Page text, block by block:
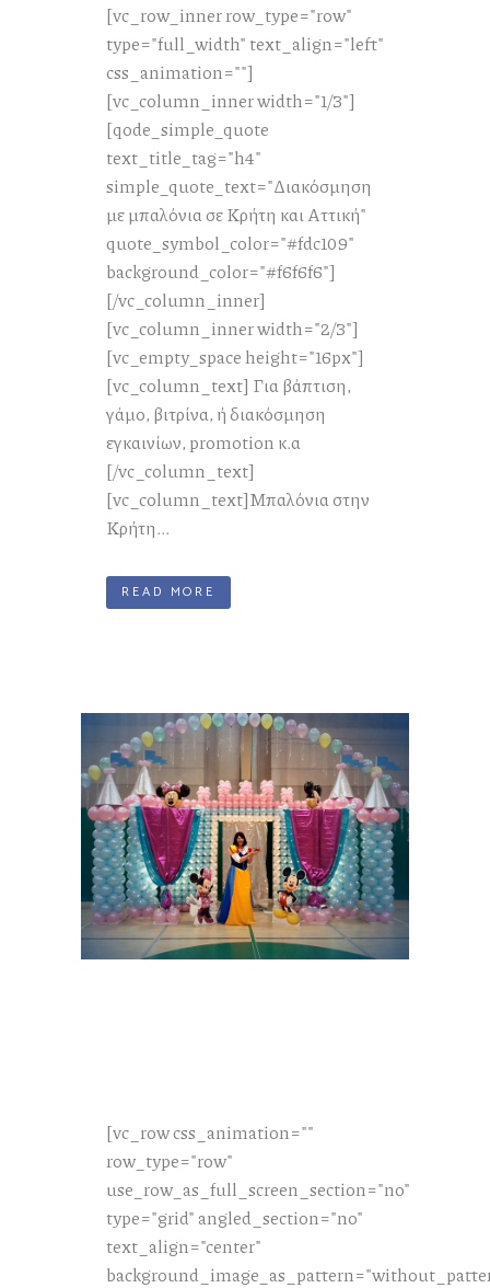
[vc_row_inner row_type="row"
type="full_width" text_align="left"
css_animation=""]
[vc_column_inner width="1/3"]
[qode_simple_quote
text_title_tag="h4"
simple_quote_text="Διακόσμηση
με μπαλόνια σε Κρήτη και Αττική"
quote_symbol_color="#fdc109"
background_color="#f6f6f6"]
[/vc_column_inner]
[vc_column_inner width="2/3"]
[vc_empty_space height="16px"]
[vc_column_text] Για βάπτιση,
γάμο, βιτρίνα, ή διακόσμηση
εγκαινίων, promotion κ.α
[/vc_column_text]
[vc_column_text]Μπαλόνια στην
Κρήτη...
READ MORE
[vc_row css_animation=""
row_type="row"
use_row_as_full_screen_section="no"
type="grid" angled_section="no"
text_align="center"